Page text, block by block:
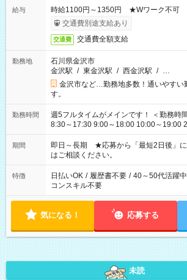
給与
時給1100円～1350円 ★Wワーク不可
交通費別途支給あり
交通費 交通費全額支給
勤務地
石川県金沢市
金沢駅 / 東金沢駅 / 西金沢駅 / …
金沢市など…勤務地多数！通いやすい
す。
勤務時間
週5フルタイムがメインです！ ＜勤務時
8:30～17:30 9:00～18:00 10:00～19:00
その他にも勤務時間多数！ 日勤のみ、
ご希望を教えてください！
期間
即日～長期 ★応募から「最短2日後」に
はご相談ください。
特徴 日払いOK / 履歴書不要 / 40～50代活躍中
コンスキル不要
気になる！ 応募する
未読